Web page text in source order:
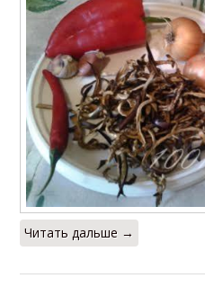
Читать дальше →